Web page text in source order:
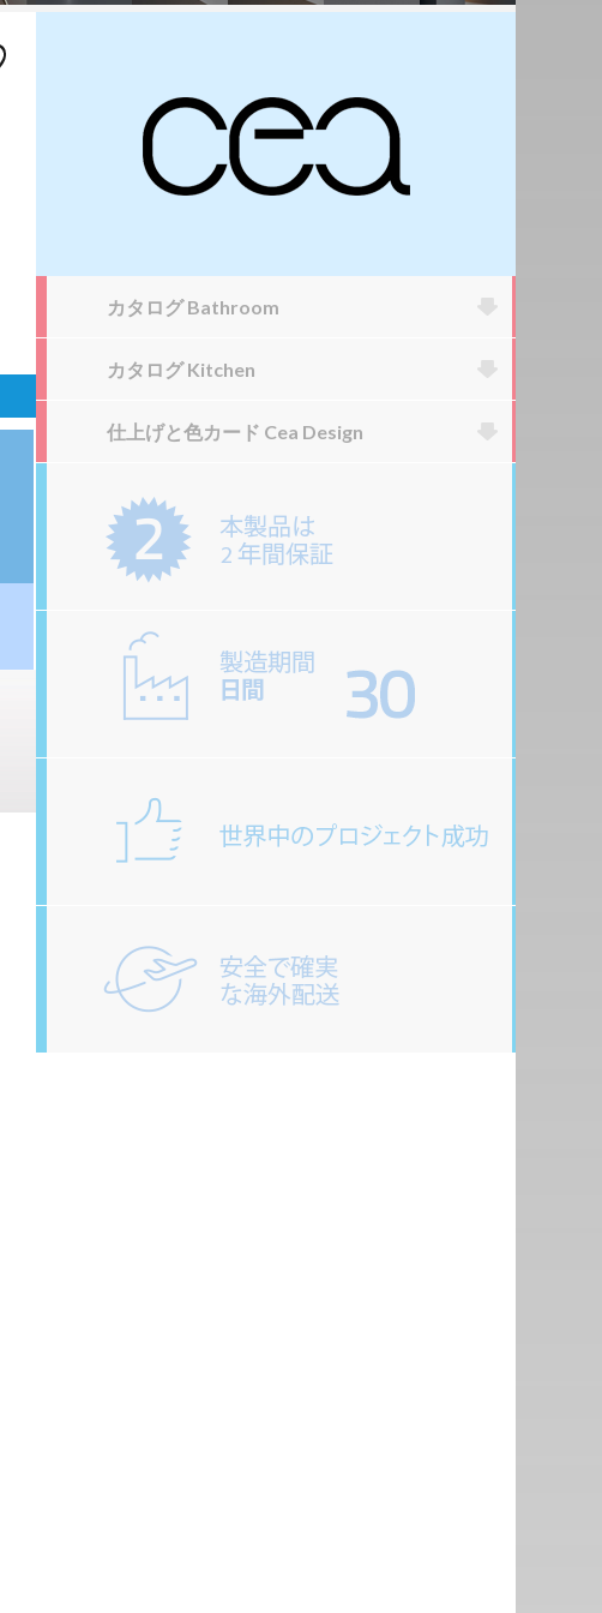
カタログ Bathroom
カタログ Kitchen
仕上げと色カード Cea Design